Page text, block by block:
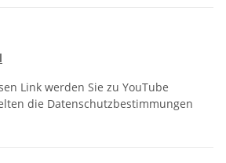
Link werden Sie zu YouTube
die Datenschutzbestimmungen